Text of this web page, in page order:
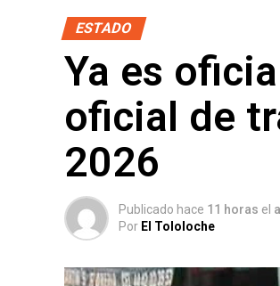
ESTADO
Ya es
oficial de
2026
Publicado hace 11 horas el
Por El Tololoche